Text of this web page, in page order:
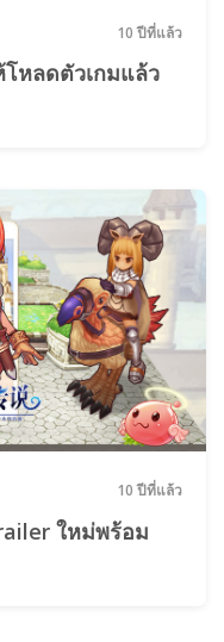
10 ปีที่แล้ว
โหลดตัวเกมแล้ว
10 ปีที่แล้ว
ใหม่พร้อม